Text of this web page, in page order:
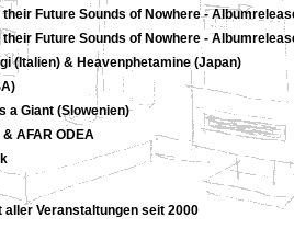
their Future Sounds of Nowhere-
their Future Sounds of Nowhere -
(Italien) & Heavenphetamine (Japan)
a Giant (Slowenien)
AFAR ODEA
Veranstaltungen seit 2000